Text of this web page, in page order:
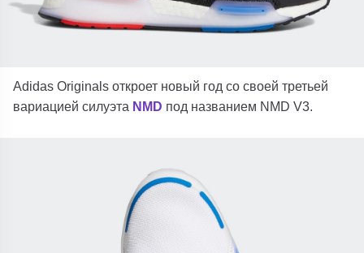
Adidas Originals откроет новый год со своей третьей
вариацией силуэта NMD под названием NMD V3.